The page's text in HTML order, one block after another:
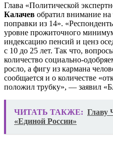
Глава «Политической
Калачев обратил внимание на
поправки из 14».
уровне прожиточного
индексацию пенсий и ценз
с 10 до 25 лет. Так что,
количество социально-
росло, а фигу из кармана
сообщается и о количестве
положил трубку», — заявил
ЧИТАТЬ ТАКЖЕ: Главу
«Единой России»